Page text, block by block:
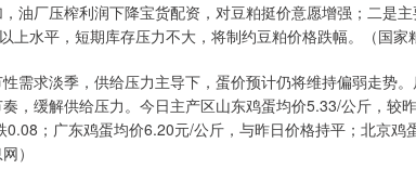
油厂压榨利润下降宝货配资，对豆粕挺价意愿增强；二是
上水平，短期库存压力不大，将制约豆粕价格跌幅。（国家
求淡季，供给压力主导下，蛋价预计仍将维持偏弱走势
，缓解供给压力。今日主产区山东鸡蛋均价5.33/公斤，较
；广东鸡蛋均价6.20元/公斤，与昨日价格持平；北京鸡
）